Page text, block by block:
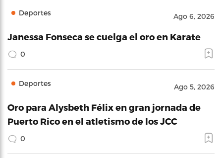
Deportes Ago 6, 2026
Janessa Fonseca se cuelga el oro en Karate
0
Deportes Ago 5, 2026
Oro para Alysbeth Félix en gran jornada de
Puerto Rico en el atletismo de los JCC
0